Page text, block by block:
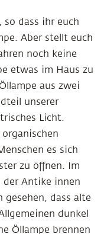
dass ihr euch
Aber stellt euch
noch keine
etwas im Haus zu
aus zwei
unserer
Licht.
es sich
zu öffnen. Im
der Antike innen
dass alte
dunkel
Öllampe brennen